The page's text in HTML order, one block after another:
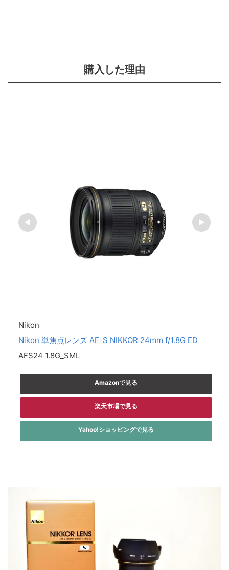
購入した理由
Nikon
Nikon 単焦点レンズ AF-S NIKKOR 24mm f/1.8G ED
AFS24 1.8G_SML
Amazonで見る
楽天市場で見る
Yahoo!ショッピングで見る